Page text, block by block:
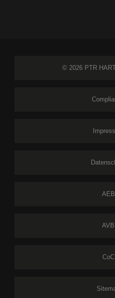
© 2026 PTR
AEB
AVB
CoC